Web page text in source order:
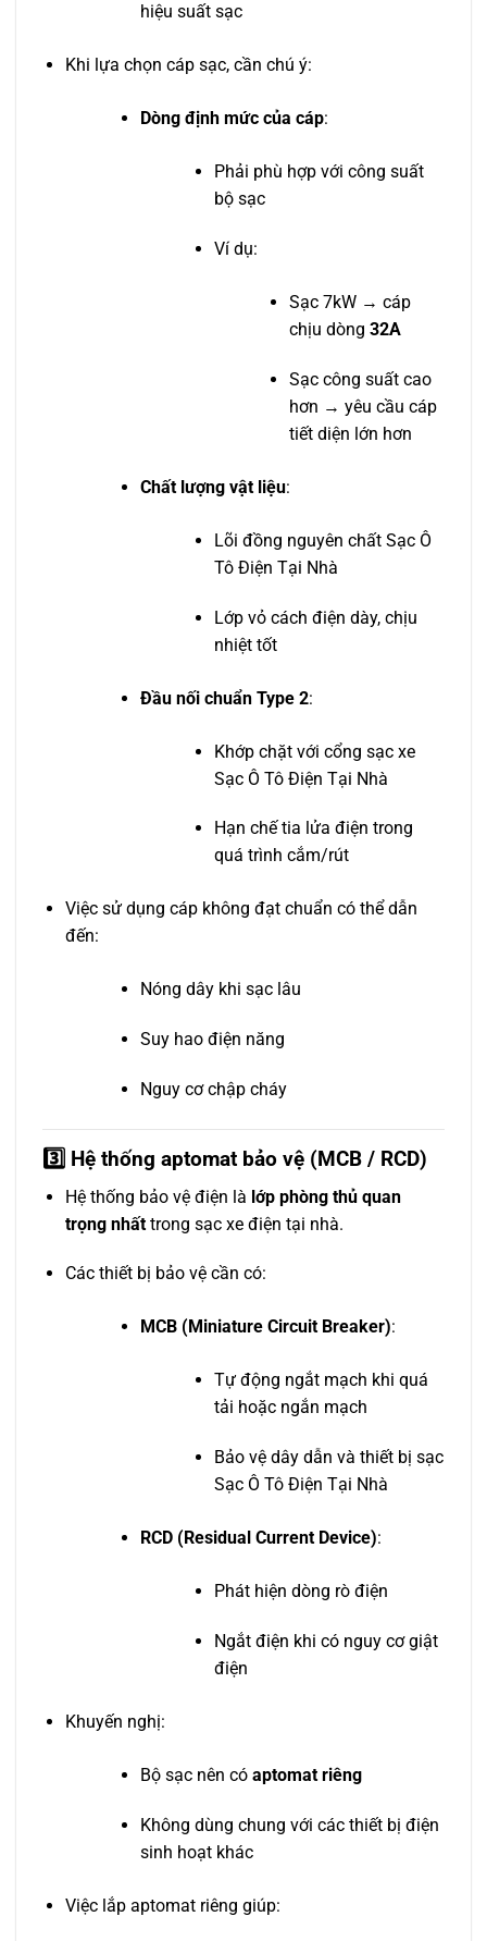
hiệu suất sạc
Khi lựa chọn cáp sạc, cần chú ý:
Dòng định mức của cáp:
Phải phù hợp với công suất
bộ sạc
Ví dụ:
Sạc 7kW → cáp
chịu dòng32A
Sạc công suất cao
hơn → yêu cầu cáp
tiết diện lớn hơn
Chất lượng vật liệu:
Lõi đồng nguyên chất Sạc Ô
Tô Điện Tại Nhà
Lớp vỏ cách điện dày, chịu
nhiệt tốt
Đầu nối chuẩn Type 2:
Khớp chặt với cổng sạc xe
Sạc Ô Tô Điện Tại Nhà
Hạn chế tia lửa điện trong
quá trình cắm/rút
Việc sử dụng cáp không đạt chuẩn có thể dẫn
đến:
Nóng dây khi sạc lâu
Suy hao điện năng
Nguy cơ chập cháy
3️⃣ Hệ thống aptomat bảo vệ (MCB / RCD)
Hệ thống bảo vệ điện là lớp phòng thủ quan
trọng nhấttrong sạc xe điện tại nhà.
Các thiết bị bảo vệ cần có:
MCB (Miniature Circuit Breaker):
Tự động ngắt mạch khi quá
tải hoặc ngắn mạch
Bảo vệ dây dẫn và thiết bị sạc
Sạc Ô Tô Điện Tại Nhà
RCD (Residual Current Device):
Phát hiện dòng rò điện
Ngắt điện khi có nguy cơ giật
điện
Khuyến nghị:
Bộ sạc nên có aptomat riêng
Không dùng chung với các thiết bị điện
sinh hoạt khác
Việc lắp aptomat riêng giúp: